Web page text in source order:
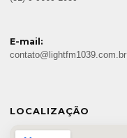
E-mail:
contato@lightfm1039.com.br
LOCALIZAÇÃO